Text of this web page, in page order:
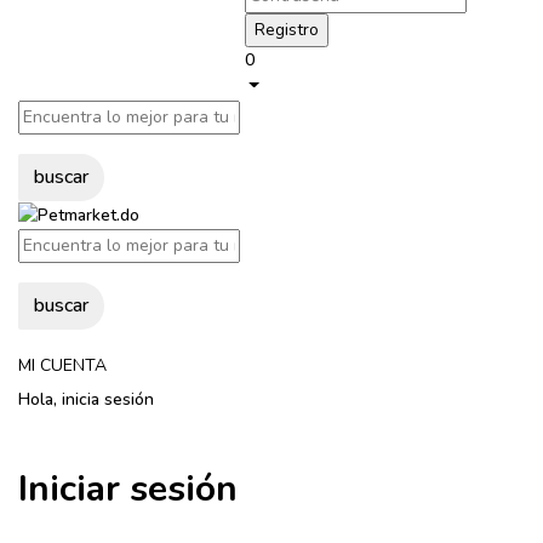
0
buscar
buscar
MI CUENTA
Hola, inicia sesión
Iniciar sesión